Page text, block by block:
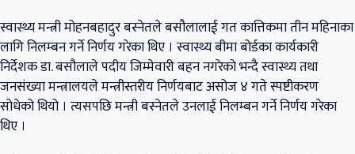
स्वास्थ्य मन्त्री मोहनबहादुर बस्नेतले बसौलालाई गत कात्तिकमा तीन महिनाका
लागि निलम्बन गर्ने निर्णय गरेका थिए । स्वास्थ्य बीमा बोर्डका कार्यकारी
निर्देशक डा. बसौलाले पदीय जिम्मेवारी बहन नगरेको भन्दै स्वास्थ्य तथा
जनसंख्या मन्त्रालयले मन्त्रीस्तरीय निर्णयबाट असोज ४ गते स्पष्टीकरण
सोधेको थियो । त्यसपछि मन्त्री बस्नेतले उनलाई निलम्बन गर्ने निर्णय गरेका
थिए ।